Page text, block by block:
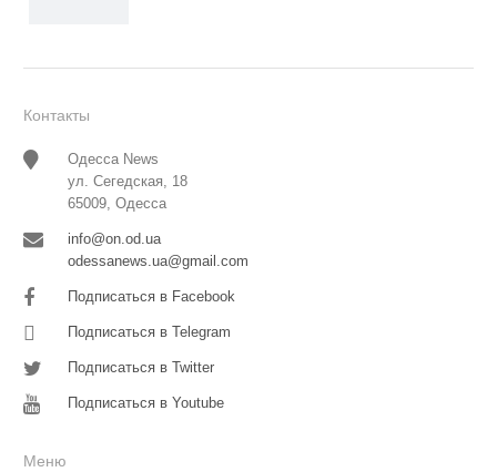
Контакты
Одесса News
ул. Сегедская, 18
65009, Одесса
info@on.od.ua
odessanews.ua@gmail.com
Подписаться в Facebook
Подписаться в Telegram
Подписаться в Twitter
Подписаться в Youtube
Меню